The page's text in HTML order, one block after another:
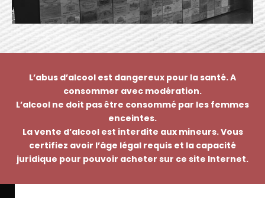
L’abus d’alcool est dangereux pour la santé. A
consommer avec modération.
L’alcool ne doit pas être consommé par les femmes
enceintes.
La vente d’alcool est interdite aux mineurs. Vous
certifiez avoir l’âge légal requis et la capacité
juridique pour pouvoir acheter sur ce site Internet.